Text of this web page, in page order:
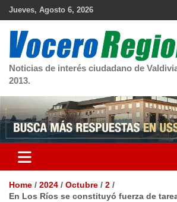
Skip
Jueves, Agosto 6, 2026
Noticias de interés ciudadano de
2013.
Home 2024 Octubre
2
En Los Ríos se constituyó fuerza de